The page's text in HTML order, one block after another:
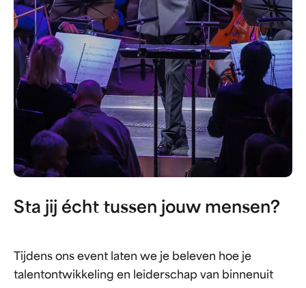
Sta jij écht tussen jouw mensen?
Tijdens ons event laten we je beleven hoe je
talentontwikkeling en leiderschap van binnenuit